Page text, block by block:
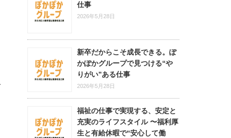
仕事
2026年5月28日
新卒だからこそ成長できる。ぽ
かぽかグループで見つける“や
りがい”ある仕事
2026年5月28日
福祉の仕事で実現する、安定と
充実のライフスタイル 〜福利厚
生と有給休暇で“安心して働